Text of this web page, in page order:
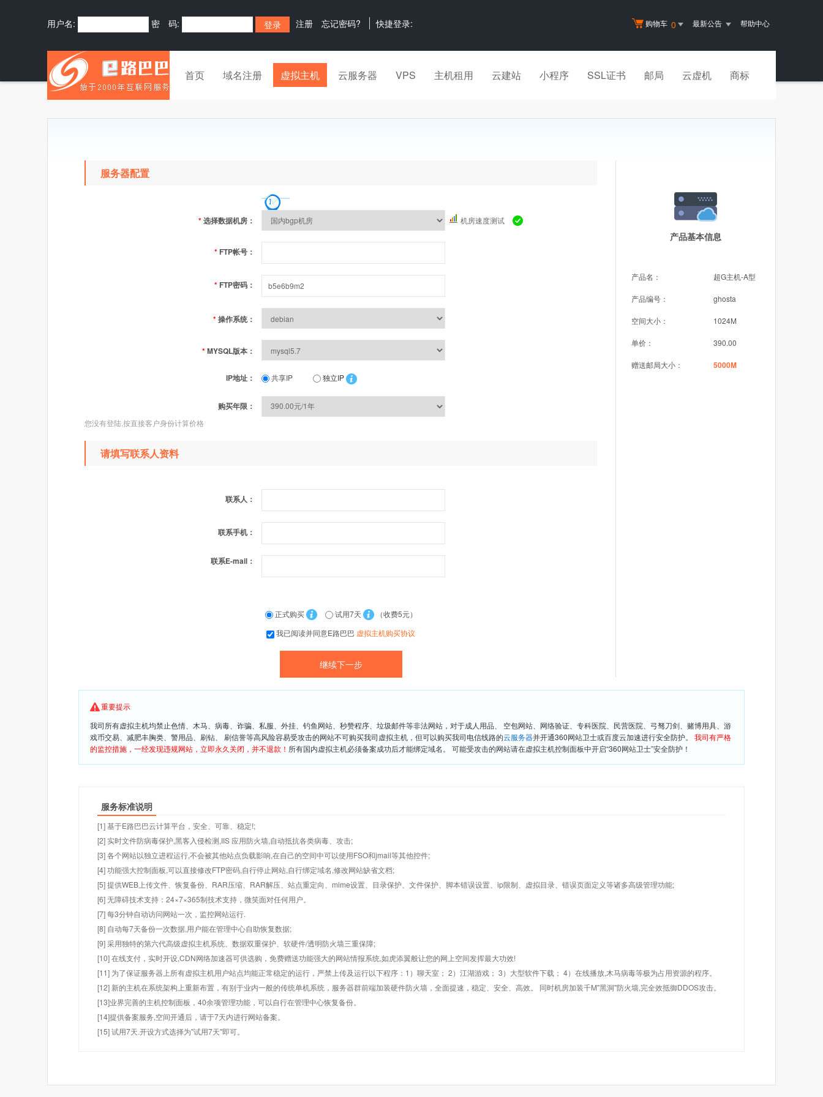
购物车 0 最新公告 帮助中心
用户名: 密 码: 注册 忘记密码? 快捷登录:
首页 域名注册 虚拟主机 云服务器 VPS 主机租用 云建站 小程序 SSL证书 邮局 云虚机 商标
产品基本信息
产品名： 超G主机-A型
产品编号： ghosta
空间大小： 1024M
单价： 390.00
赠送邮局大小： 5000M
服务器配置
*选择数据机房： 机房速度测试
* FTP帐号：
* FTP密码：
*操作系统：
*MYSQL版本：
IP地址： 共享IP 独立IP
购买年限：
您没有登陆,按直接客户身份计算价格
请填写联系人资料
联系人：
联系手机：
联系E-mail：
正式购买 试用7天
（收费5元）
我已阅读并同意E路巴巴 虚拟主机购买协议
重要提示
我司所有虚拟主机均禁止色情、木马、病毒、诈骗、私服、外挂、钓鱼网站、秒赞程序、垃圾邮件等非法网站，对于成人用品、 空包网站、网络验证、专科医院、民营医院、弓驽刀剑、赌博用具、游
戏币交易、减肥丰胸类、警用品、刷钻、 刷信誉等高风险容易受攻击的网站不可购买我司虚拟主机，但可以购买我司电信线路的云服务器并开通360网站卫士或百度云加速进行安全防护。 我司有严格
的监控措施，一经发现违规网站，立即永久关闭，并不退款！ 所有国内虚拟主机必须备案成功后才能绑定域名。 可能受攻击的网站请在虚拟主机控制面板中开启“360网站卫士”安全防护！
服务标准说明
[1] 基于E路巴巴云计算平台，安全、可靠、稳定!;
[2] 实时文件防病毒保护,黑客入侵检测,IIS 应用防火墙,自动抵抗各类病毒、攻击;
[3] 各个网站以独立进程运行,不会被其他站点负载影响,在自己的空间中可以使用FSO和jmail等其他控件;
[4] 功能强大控制面板,可以直接修改FTP密码,自行停止网站,自行绑定域名,修改网站缺省文档;
[5] 提供WEB上传文件、恢复备份、RAR压缩、RAR解压、站点重定向、mime设置、目录保护、文件保护、脚本错误设置、ip限制、虚拟目录、错误页面定义等诸多高级管理功能;
[6] 无障碍技术支持：24×7×365制技术支持，微笑面对任何用户。
[7] 每3分钟自动访问网站一次，监控网站运行.
[8] 自动每7天备份一次数据,用户能在管理中心自助恢复数据;
[9] 采用独特的第六代高级虚拟主机系统、数据双重保护、软硬件/透明防火墙三重保障;
[10] 在线支付，实时开设,CDN网络加速器可供选购，免费赠送功能强大的网站情报系统,如虎添翼般让您的网上空间发挥最大功效!
[11] 为了保证服务器上所有虚拟主机用户站点均能正常稳定的运行，严禁上传及运行以下程序：1）聊天室； 2）江湖游戏； 3）大型软件下载； 4）在线播放,木马病毒等极为占用资源的程序。
[12] 新的主机在系统架构上重新布置，有别于业内一般的传统单机系统，服务器群前端加装硬件防火墙，全面提速，稳定、安全、高效。 同时机房加装千M"黑洞"防火墙,完全效抵御DDOS攻击。
[13]业界完善的主机控制面板，40余项管理功能，可以自行在管理中心恢复备份。
[14]提供备案服务,空间开通后，请于7天内进行网站备案。
[15] 试用7天.开设方式选择为"试用7天"即可。